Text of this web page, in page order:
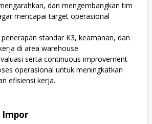
dan mengembangkan tim
mencapai target operasional
standar K3, keamanan, dan
di area warehouse.
serta continuous improvement
operasional untuk meningkatkan
efisiensi kerja.
Impor